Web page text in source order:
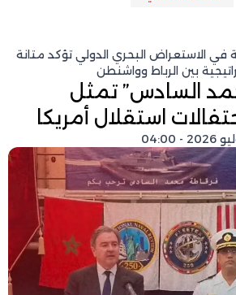
في الاستعراض البحري الدولي تؤكد متانة
بين الرباط وواشنطن
السادس” تمثل
استقلال أمريكا